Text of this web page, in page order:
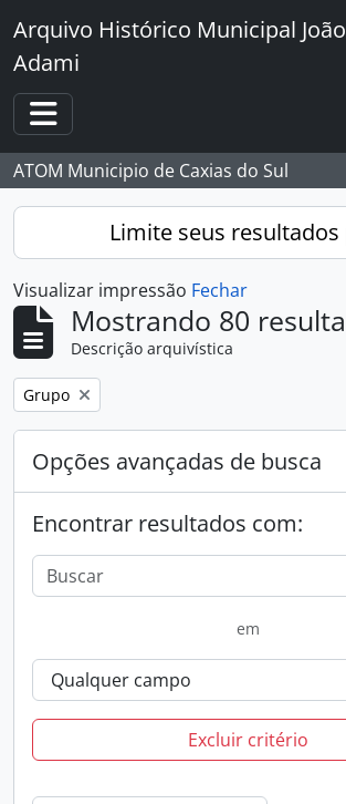
Skip to main content
Arquivo Histórico Municipal
Adami
Toggle navigation
ATOM Municipio de Caxias do Sul
Limite seus resultados
Visualizar impressão Fechar
Mostrando 80
Descrição arquivística
Remover filtro:
Grupo
Opções avançadas de busca
Encontrar resultados com:
em
Excluir critério